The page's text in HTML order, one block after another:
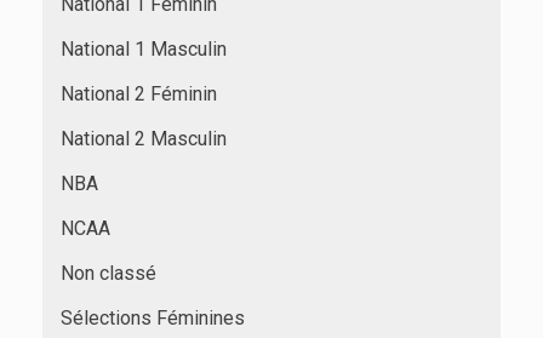
National 1 Masculin
National 2 Féminin
National 2 Masculin
NBA
NCAA
Non classé
Sélections Féminines